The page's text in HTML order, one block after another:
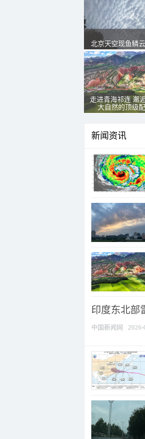
北京天空现鱼鳞
走进青海祁连 邂
大自然的顶级
新闻资讯
印度东北部
中国新闻网 2026-